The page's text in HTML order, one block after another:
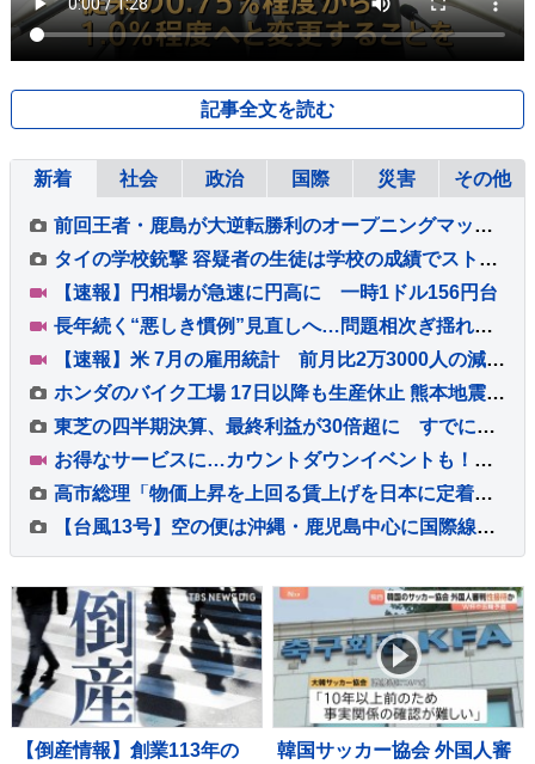
記事全文を読む
新着 社会 政治 国際 災害 その他
前回王者・鹿島が大逆転勝利のオープニングマッチ！後半36分から怒涛の3ゴール、超満員の会場が沸いた！“世界基準”のJリーグ開幕【サッカー】
タイの学校銃撃 容疑者の生徒は学校の成績でストレスか 教職員5人死亡 30人重軽傷
【速報】円相場が急速に円高に 一時1ドル156円台
長年続く“悪しき慣例”見直しへ…問題相次ぎ揺れる福岡県議会 高額費用の「海外視察」も第三者委員会で調査へ【Nスタ解説】
【速報】米 7月の雇用統計 前月比2万3000人の減少 市場予想大きく下回る
ホンダのバイク工場 17日以降も生産休止 熊本地震影響で
東芝の四半期決算、最終利益が30倍超に すでに年間最高を更新 キオクシアHD効果も
お得なサービスに…カウントダウンイベントも！末広がりの「八」が並ぶ令和8年8月8日に日本列島が大盛り上がり！【Nスタ解説】
高市総理「物価上昇を上回る賃上げを日本に定着させる」 国家公務員月給3.51％増へ 人事院の勧告を受け
【台風13号】空の便は沖縄・鹿児島中心に国際線にも台風の影響 ANA・JALは8日も欠航計209便 7日午後8時半現在
【倒産情報】創業113年の
韓国サッカー協会 外国人審